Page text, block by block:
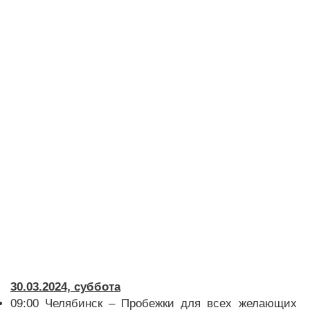
30.03.2024, суббота
09:00 Челябинск – Пробежки для всех желающих